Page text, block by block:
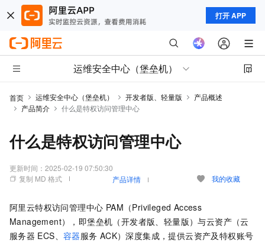
打开 APP
运维安全中心（堡垒机）
首页 运维安全中心（堡垒机） 开发者版、轻量版
产品概述
产品简介
什么是特权访问管理中心
什么是特权访问管理中心
更新时间： 2025-02-19 07:50:30
复制 MD 格式
产品详情 我的收藏
阿里云特权访问管理中心 PAM（Privileged Access
Management）
，即堡垒机（开发者版、轻量版）与云资产（云
服务器 ECS、 容器服务 ACK）深度集成，提供云资产及特权账号